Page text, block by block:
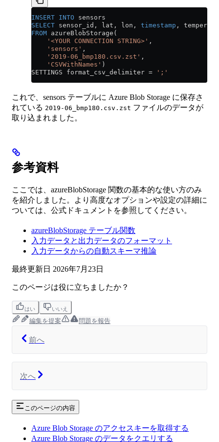
INSERT INTO sensors
SELECT sensor_id, lat, lon, timestamp ,
FROM azureBlobStorage(
    '<YOUR CONNECTION STRING>'
,
    'sensors'
,
    '2019-06_bmp180.csv.zst'
,
    'CSVWithNames'
)
SETTINGS format_csv_delimiter = ';'
これで、sensors テーブルに Azure Blob Storage に保存さ
れている 2019-06_bmp180.csv.zst ファイルのデータが
取り込まれました。
参考資料
ここでは、azureBlobStorage 関数の基本的な使い方のみ
を紹介しました。より高度なオプションや設定の詳細に
ついては、公式ドキュメントを参照してください。
azureBlobStorage テーブル関数
入力データと出力データのフォーマット
入力データからの自動スキーマ推論
最終更新日 2026年7月23日
このページは役に立ちましたか？
はい いいえ
編集を提案 問題を報告
前へ
次へ
このページの内容
Azure Blob Storage のアクセスキーを取得する
Azure Blob Storage のデータをクエリする